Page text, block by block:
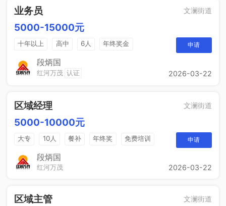
业务员 文澜街道
5000-15000元
十年以上 高中 6人
年终奖金
销售奖金
综合补贴
申请
段炳国
红河万茂 认证 2026-03-22
区域经理 文澜街道
5000-10000元
大专 10人 餐补 年终奖
免费培训
晋升空间
节日福利
申请
段炳国
红河万茂 2026-03-22
区域主管 文澜街道